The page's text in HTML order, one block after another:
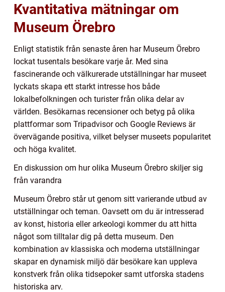
Kvantitativa mätningar om
Museum Örebro
Enligt statistik från senaste åren har Museum Örebro
lockat tusentals besökare varje år. Med sina
fascinerande och välkurerade utställningar har museet
lyckats skapa ett starkt intresse hos både
lokalbefolkningen och turister från olika delar av
världen. Besökarnas recensioner och betyg på olika
plattformar som Tripadvisor och Google Reviews är
övervägande positiva, vilket belyser museets popularitet
och höga kvalitet.
En diskussion om hur olika Museum Örebro skiljer sig
från varandra
Museum Örebro står ut genom sitt varierande utbud av
utställningar och teman. Oavsett om du är intresserad
av konst, historia eller arkeologi kommer du att hitta
något som tilltalar dig på detta museum. Den
kombination av klassiska och moderna utställningar
skapar en dynamisk miljö där besökare kan uppleva
konstverk från olika tidsepoker samt utforska stadens
historiska arv.